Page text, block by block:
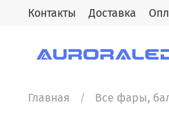
Контакты Доставка
Главная Все фары,